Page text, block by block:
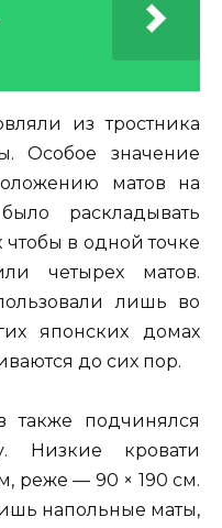
из тростника
Особое значение
матов на
раскладывать
в одной точке
четырех матов.
лишь во
японских домах
до сих пор.
также подчинялся
Низкие кровати
реже — 90 × 190 см.
напольные маты,